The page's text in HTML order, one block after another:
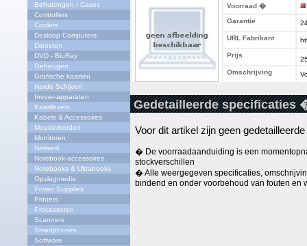
Behuizingen / Cases
Controllers
Coolers
Desktop Computers
Diensten
DVD - BluRay
Geheugen
Grafische kaarten
Harde Schijven
Invoer-apparaten
Kaartlezers
Kabels & Accessoires
Moederborden
Monitoren
Netwerk
Notebook-accessoires
Notebooks & Ultrabooks
Opslagmedia
Power Supplies
Printers
Processoren
Scanners
Smartphones
Software
Voorraad �
Garantie
URL Fabrikant
Prijs
Omschrijving
Gedetailleerde specificaties
Voor dit artikel zijn geen
� De voorraadaanduiding is een
stockverschillen
� Alle weergegeven specificaties,
bindend en onder voorbehoud van fouten en